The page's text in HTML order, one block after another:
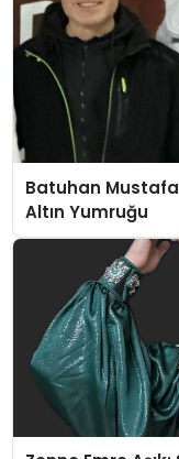
Batuhan
Altın Yumruğu